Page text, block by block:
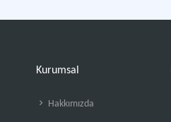
Kurumsal
Hakkımızda